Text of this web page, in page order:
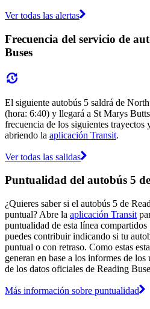
Ver todas las alertas
Frecuencia del servicio de
Buses
El siguiente autobús 5 saldrá de
(hora: 6:40) y llegará a St Marys
frecuencia de los siguientes trayectos
abriendo la aplicación Transit.
Ver todas las salidas
Puntualidad del autobús 5
¿Quieres saber si el autobús 5 de
puntual? Abre la aplicación Transit
puntualidad de esta línea
puedes contribuir indicando si tu
puntual o con retraso. Como estas
generan en base a los informes de
de los datos oficiales de Reading
Más información sobre puntualidad